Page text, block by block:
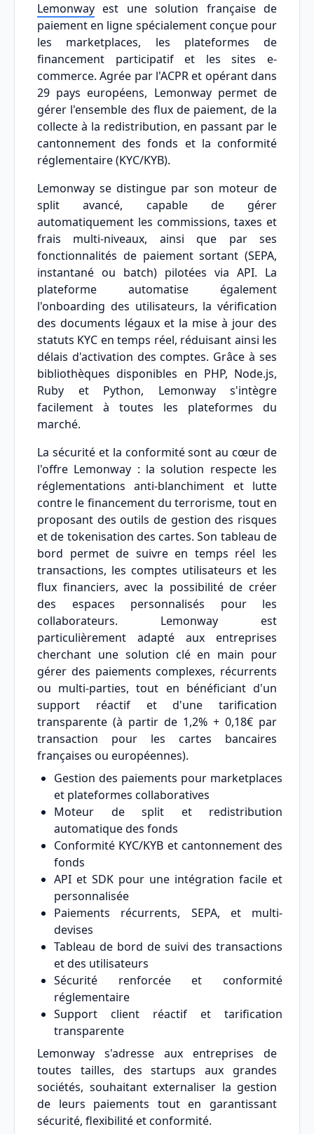
Lemonway est une solution française de
paiement en ligne spécialement conçue pour
les marketplaces, les plateformes de
financement participatif et les sites e-
commerce. Agrée par l'ACPR et opérant dans
29 pays européens, Lemonway permet de
gérer l'ensemble des flux de paiement, de la
collecte à la redistribution, en passant par le
cantonnement des fonds et la conformité
réglementaire (KYC/KYB).
Lemonway se distingue par son moteur de
split avancé, capable de gérer
automatiquement les commissions, taxes et
frais multi-niveaux, ainsi que par ses
fonctionnalités de paiement sortant (SEPA,
instantané ou batch) pilotées via API. La
plateforme automatise également
l'onboarding des utilisateurs, la vérification
des documents légaux et la mise à jour des
statuts KYC en temps réel, réduisant ainsi les
délais d'activation des comptes. Grâce à ses
bibliothèques disponibles en PHP, Node.js,
Ruby et Python, Lemonway s'intègre
facilement à toutes les plateformes du
marché.
La sécurité et la conformité sont au cœur de
l'offre Lemonway : la solution respecte les
réglementations anti-blanchiment et lutte
contre le financement du terrorisme, tout en
proposant des outils de gestion des risques
et de tokenisation des cartes. Son tableau de
bord permet de suivre en temps réel les
transactions, les comptes utilisateurs et les
flux financiers, avec la possibilité de créer
des espaces personnalisés pour les
collaborateurs. Lemonway est
particulièrement adapté aux entreprises
cherchant une solution clé en main pour
gérer des paiements complexes, récurrents
ou multi-parties, tout en bénéficiant d'un
support réactif et d'une tarification
transparente (à partir de 1,2% + 0,18€ par
transaction pour les cartes bancaires
françaises ou européennes).
Gestion des paiements pour marketplaces
et plateformes collaboratives
Moteur de split et redistribution
automatique des fonds
Conformité KYC/KYB et cantonnement des
fonds
API et SDK pour une intégration facile et
personnalisée
Paiements récurrents, SEPA, et multi-
devises
Tableau de bord de suivi des transactions
et des utilisateurs
Sécurité renforcée et conformité
réglementaire
Support client réactif et tarification
transparente
Lemonway s'adresse aux entreprises de
toutes tailles, des startups aux grandes
sociétés, souhaitant externaliser la gestion
de leurs paiements tout en garantissant
sécurité, flexibilité et conformité.